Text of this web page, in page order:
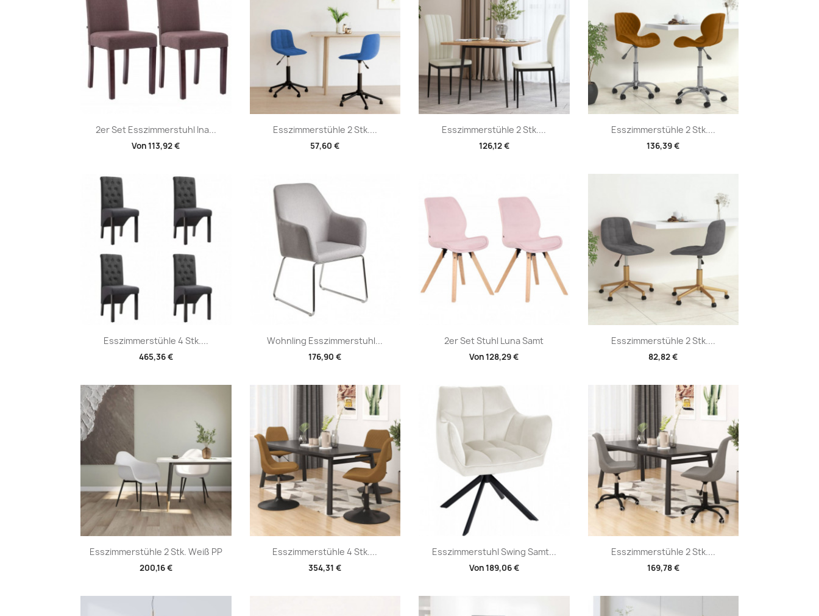
2er Set Esszimmerstuhl Ina...
Von113,92 €
Vorschau Esszimmerstühle 2 Stk....
57,60 €
Vorschau Esszimmerstühle 2 Stk....
126,12 €
Vorschau Esszimmerstühle 2 Stk....
136,39 €
Vorschau
Esszimmerstühle 4 Stk....
465,36 €
Vorschau Wohnling Esszimmerstuhl...
176,90 €
Vorschau 2er Set Stuhl Luna Samt
Von128,29 €
Vorschau Esszimmerstühle 2 Stk....
82,82 €
Vorschau
Esszimmerstühle 2 Stk. Weiß PP
200,16 €
Vorschau Esszimmerstühle 4 Stk....
354,31 €
Vorschau Esszimmerstuhl Swing Samt...
Von189,06 €
Vorschau Esszimmerstühle 2 Stk....
169,78 €
Vorschau